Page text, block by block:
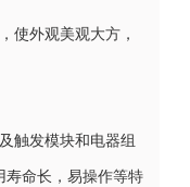
使外观美观大方，
触发模块和电器组
寿命长，易操作等特